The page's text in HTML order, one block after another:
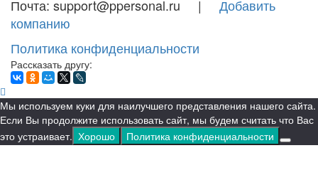
Почта: support@ppersonal.ru | Добавить
компанию
Политика конфиденциальности
Рассказать другу:
Мы используем куки для наилучшего представления нашего сайта.
Если Вы продолжите использовать сайт, мы будем считать что Вас
это устраивает. Хорошо Политика конфиденциальности